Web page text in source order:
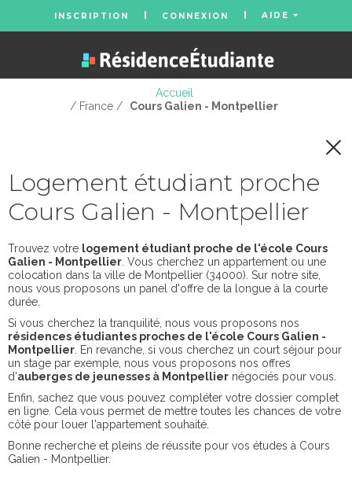
INSCRIPTION CONNEXION AIDE
Accueil
/ France /
Cours Galien - Montpellier
Logement étudiant proche
Cours Galien - Montpellier
Trouvez votre logement étudiant proche de l'école Cours
Galien - Montpellier . Vous cherchez un appartement ou une
colocation dans la ville de Montpellier (34000). Sur notre site,
nous vous proposons un panel d'offre de la longue à la courte
durée.
Si vous cherchez la tranquilité, nous vous proposons nos
résidences étudiantes proches de l'école Cours Galien -
Montpellier . En revanche, si vous cherchez un court séjour pour
un stage par exemple, nous vous proposons nos offres
d'auberges de jeunesses à Montpellier négociés pour vous.
Enfin, sachez que vous pouvez compléter votre dossier complet
en ligne. Cela vous permet de mettre toutes les chances de votre
côté pour louer l'appartement souhaité.
Bonne recherche et pleins de réussite pour vos études à Cours
Galien - Montpellier.